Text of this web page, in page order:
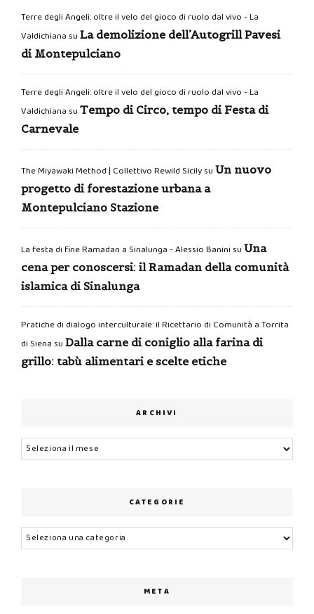
Terre degli Angeli: oltre il velo del gioco di ruolo dal vivo - La
Valdichiana su La demolizione dell’Autogrill Pavesi
di Montepulciano
Terre degli Angeli: oltre il velo del gioco di ruolo dal vivo - La
Valdichiana su Tempo di Circo, tempo di Festa di
Carnevale
The Miyawaki Method | Collettivo Rewild Sicilysu Un nuovo
progetto di forestazione urbana a
Montepulciano Stazione
La festa di fine Ramadan a Sinalunga - Alessio Banini su Una
cena per conoscersi: il Ramadan della comunità
islamica di Sinalunga
Pratiche di dialogo interculturale: il Ricettario di Comunità a Torrita
di Siena su Dalla carne di coniglio alla farina di
grillo: tabù alimentari e scelte etiche
ARCHIVI
Archivi
CATEGORIE
Categorie
META